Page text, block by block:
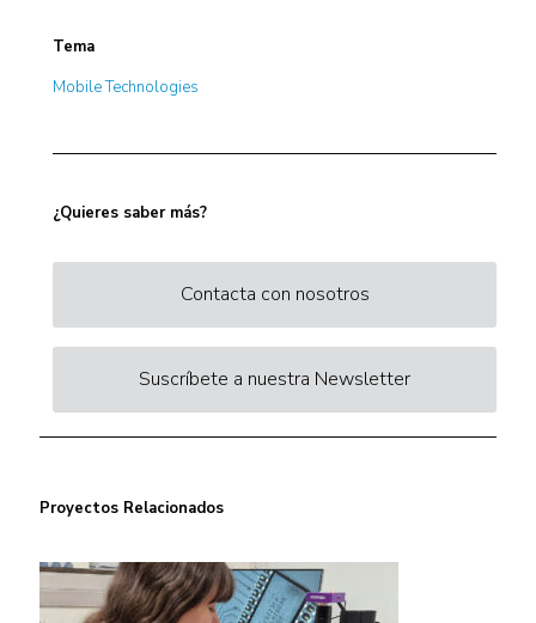
Tema
Mobile Technologies
¿Quieres saber más?
Contacta con nosotros
Suscríbete a nuestra Newsletter
Proyectos Relacionados